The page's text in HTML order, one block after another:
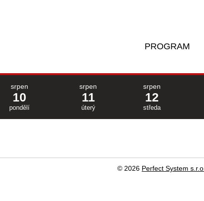
PROGRAM
srpen
10
pondělí
srpen
11
úterý
srpen
12
středa
© 2026 Perfect System s.r.o.